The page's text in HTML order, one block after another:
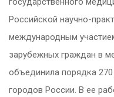
Российской научно-
международным
зарубежных граждан в
объединила порядка
городов России. В ее